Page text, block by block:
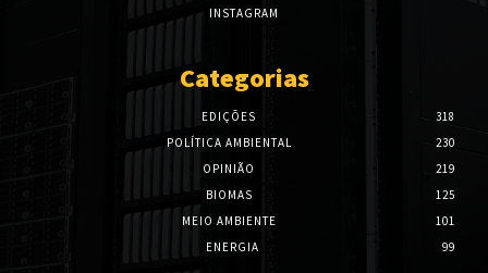
INSTAGRAM
Categorias
EDIÇÕES
318
POLÍTICA AMBIENTAL
230
OPINIÃO
219
BIOMAS
125
MEIO AMBIENTE
101
ENERGIA
99